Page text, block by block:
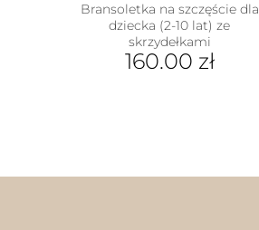
Bransoletka na szczęście dla
dziecka (2-10 lat) ze
skrzydełkami
160.00 zł
Opcje